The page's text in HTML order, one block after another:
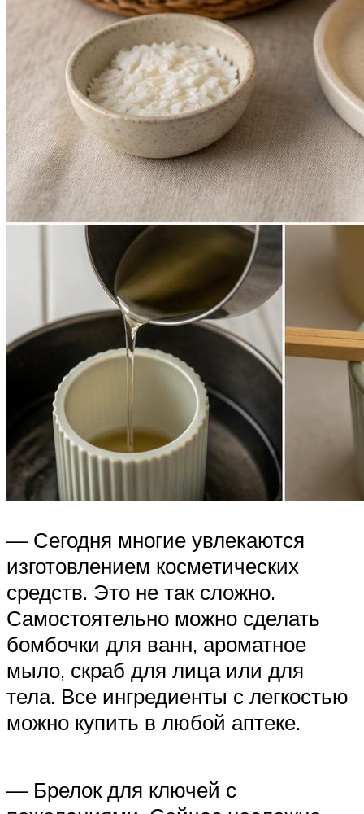
— Сегодня многие увлекаются
изготовлением косметических
средств. Это не так сложно.
Самостоятельно можно сделать
бомбочки для ванн, ароматное
мыло, скраб для лица или для
тела. Все ингредиенты с легкостью
можно купить в любой аптеке.
— Брелок для ключей с